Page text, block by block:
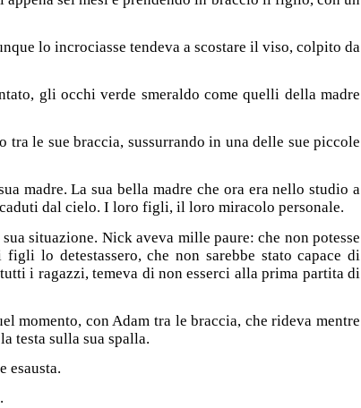
lo incrociasse tendeva a scostare il viso, colpito da
gli occhi verde smeraldo come quelli della madre
le sue braccia, sussurrando in una delle sue piccole
madre. La sua bella madre che ora era nello studio a
dal cielo. I loro figli, il loro miracolo personale.
situazione. Nick aveva mille paure: che non potesse
lo detestassero, che non sarebbe stato capace di
i ragazzi, temeva di non esserci alla prima partita di
momento, con Adam tra le braccia, che rideva mentre
testa sulla sua spalla.
esausta.